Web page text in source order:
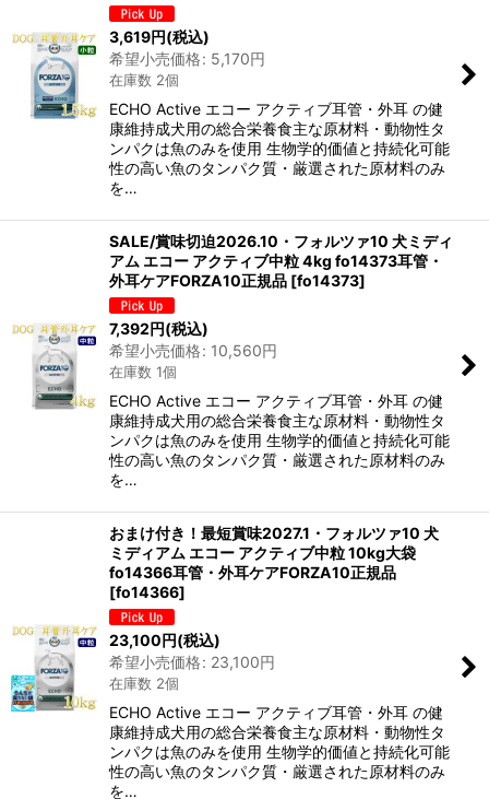
3,619円(税込)
希望小売価格: 5,170円
在庫数 2個
ECHO Active エコー アクティブ耳管・外耳 の健
康維持成犬用の総合栄養食主な原材料・動物性タ
ンパクは魚のみを使用 生物学的価値と持続化可能
性の高い魚のタンパク質・厳選された原材料のみ
を…
SALE/賞味切迫2026.10・フォルツァ10 犬ミディ
アム エコー アクティブ中粒 4kg fo14373耳管・
外耳ケアFORZA10正規品 [fo14373]
7,392円(税込)
希望小売価格: 10,560円
在庫数 1個
ECHO Active エコー アクティブ耳管・外耳 の健
康維持成犬用の総合栄養食主な原材料・動物性タ
ンパクは魚のみを使用 生物学的価値と持続化可能
性の高い魚のタンパク質・厳選された原材料のみ
を…
おまけ付き！最短賞味2027.1・フォルツァ10 犬
ミディアム エコー アクティブ中粒 10kg大袋
fo14366耳管・外耳ケアFORZA10正規品
[fo14366]
23,100円(税込)
希望小売価格: 23,100円
在庫数 2個
ECHO Active エコー アクティブ耳管・外耳 の健
康維持成犬用の総合栄養食主な原材料・動物性タ
ンパクは魚のみを使用 生物学的価値と持続化可能
性の高い魚のタンパク質・厳選された原材料のみ
を…